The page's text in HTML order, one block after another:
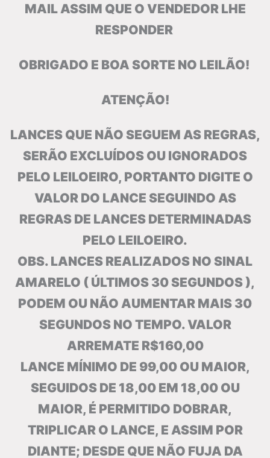
MAIL ASSIM QUE O VENDEDOR LHE
RESPONDER
OBRIGADO E BOA SORTE NO LEILÃO!
ATENÇÃO!
LANCES QUE NÃO SEGUEM AS REGRAS,
SERÃO EXCLUÍDOS OU IGNORADOS
PELO LEILOEIRO, PORTANTO DIGITE O
VALOR DO LANCE SEGUINDO AS
REGRAS DE LANCES DETERMINADAS
PELO LEILOEIRO.
OBS. LANCES REALIZADOS NO SINAL
AMARELO ( ÚLTIMOS 30 SEGUNDOS ),
PODEM OU NÃO AUMENTAR MAIS 30
SEGUNDOS NO TEMPO. VALOR
ARREMATE R$160,00
LANCE MÍNIMO DE 99,00 OU MAIOR,
SEGUIDOS DE 18,00 EM 18,00 OU
MAIOR, É PERMITIDO DOBRAR,
TRIPLICAR O LANCE, E ASSIM POR
DIANTE; DESDE QUE NÃO FUJA DA